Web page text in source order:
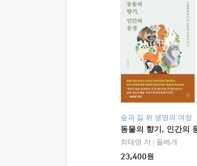
숲과 길 위 생명의 여정
동물의 향기, 인간의
최태영 저
돌베개
23,400원